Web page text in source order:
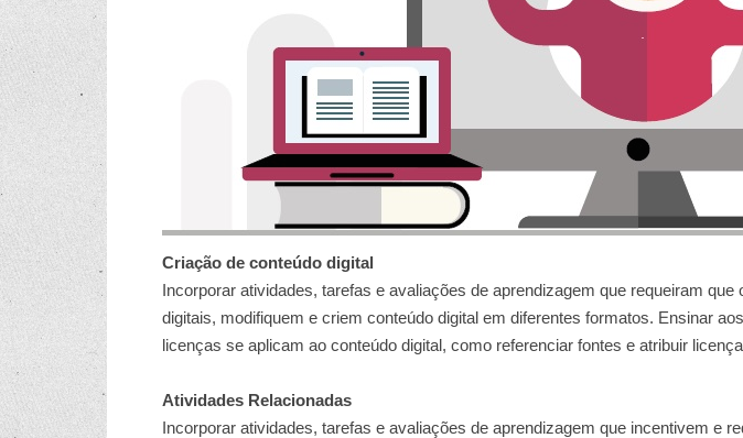
Criação de conteúdo digital
Incorporar atividades, tarefas e avaliações de aprendizagem que requeiram
digitais, modifiquem e criem conteúdo digital em diferentes formatos. Ensinar
licenças se aplicam ao conteúdo digital, como referenciar fontes e atribuir
Atividades Relacionadas
Incorporar atividades, tarefas e avaliações de aprendizagem que incentivem e